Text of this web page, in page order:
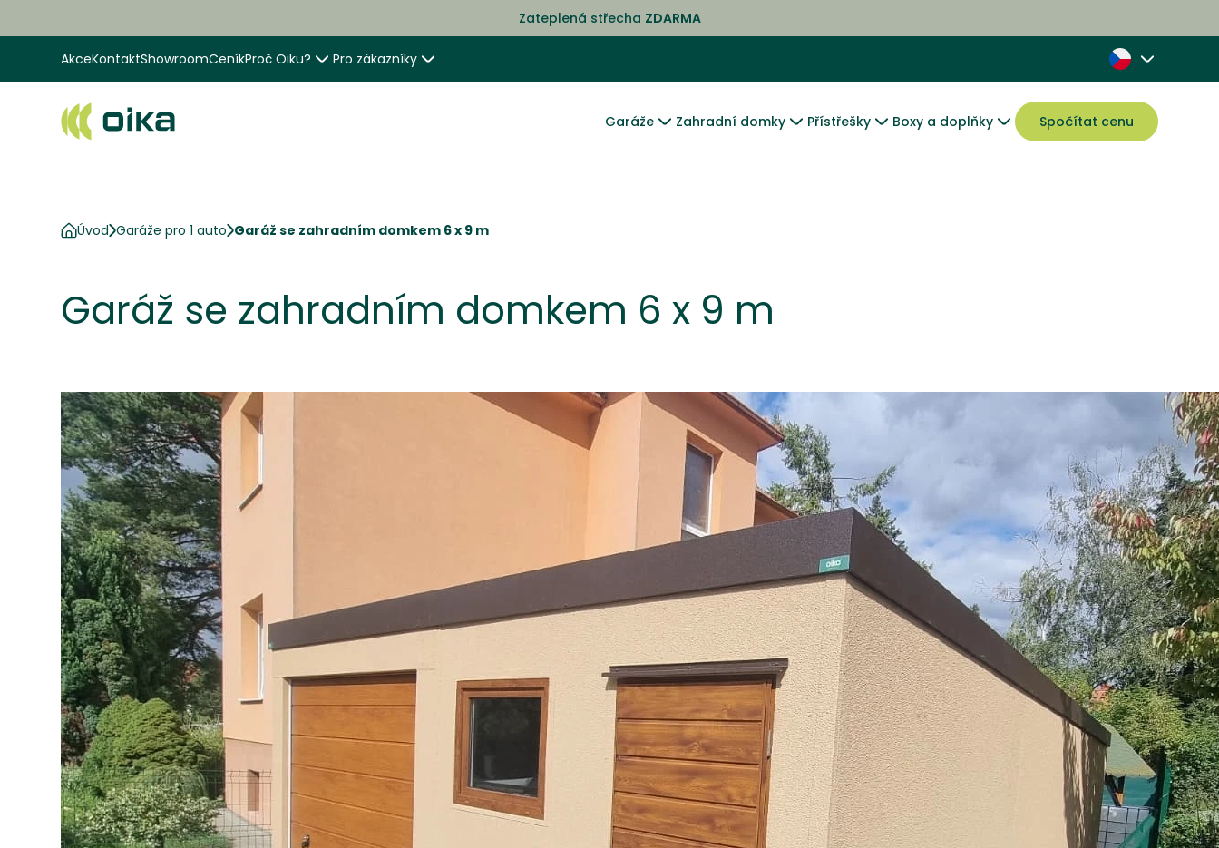
Zateplená střecha ZDARMA
AkceKontaktShowroomCeníkProč Oiku? Pro zákazníky
Garáže Zahradní domky Přístřešky Boxy a doplňky Spočítat cenu
Úvod Garáže pro 1 auto Garáž se zahradním domkem 6 x 9 m
Garáž se zahradním domkem 6 x 9 m